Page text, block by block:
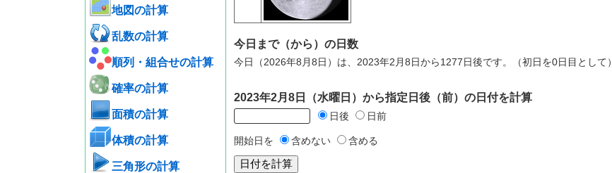
地図の計算
乱数の計算
順列・組合せの計算
確率の計算
面積の計算
体積の計算
三角形の計算
今日まで（から）の日数
今日（2026年8月8日）は、2023年2月8日から1277日後です。（初日を0日目として）
2023年2月8日（水曜日）から指定日後（前）の日付を計算
日後 日前
開始日を 含めない 含める